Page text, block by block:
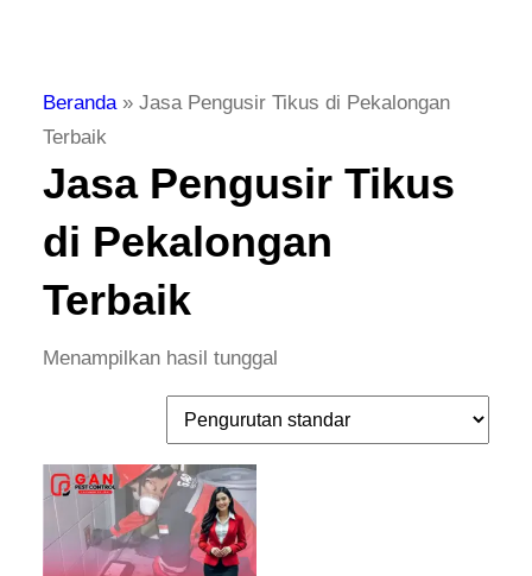
Beranda» Jasa Pengusir Tikus di Pekalongan
Terbaik
Jasa Pengusir Tikus
di Pekalongan
Terbaik
Menampilkan hasil tunggal